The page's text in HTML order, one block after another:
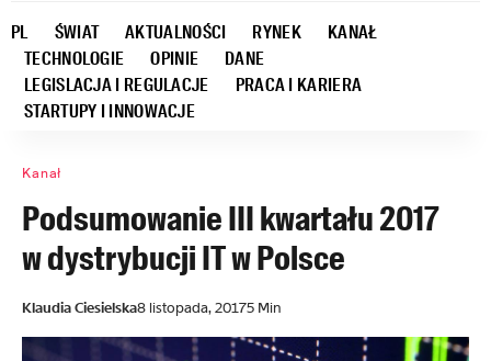
PL ŚWIAT AKTUALNOŚCI RYNEK
KANAŁ
TECHNOLOGIE
OPINIE
DANE
LEGISLACJA I REGULACJE
PRACA I KARIERA
STARTUPY I INNOWACJE
Kanał
Podsumowanie III kwartału 2017
w dystrybucji IT w Polsce
Klaudia Ciesielska8 listopada, 20175 Min